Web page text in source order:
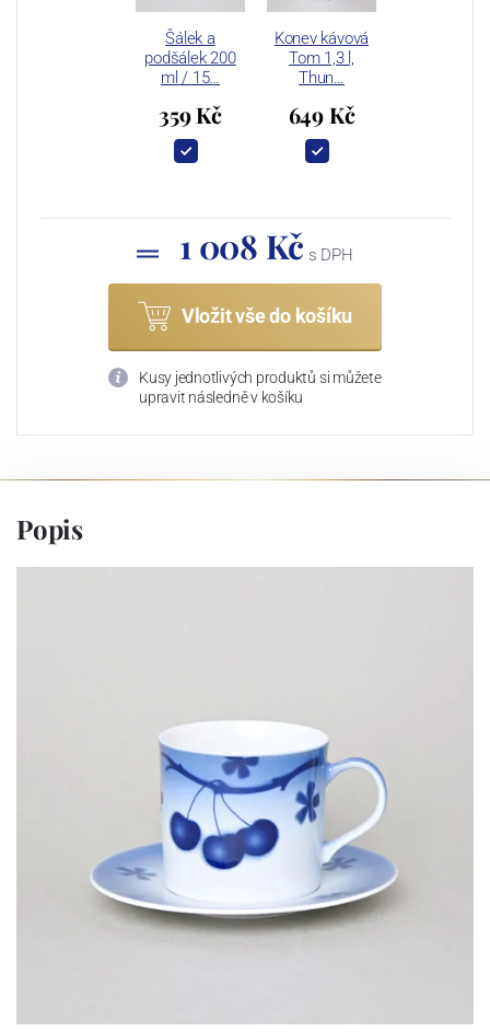
Šálek a
podšálek 200
ml / 15…
359 Kč
Konev kávová
Tom 1,3 l,
Thun…
649 Kč
1 008 Kč s DPH
Vložit vše do košíku
Kusy jednotlivých produktů si můžete
upravit následně v košíku
Popis